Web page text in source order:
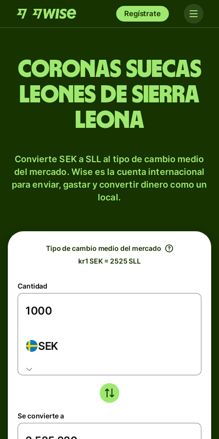
Regístrate
Coronas suecas
leones de Sierra
Leona
Convierte SEK a SLL al tipo de cambio medio
del mercado. Wise es la cuenta internacional
para enviar, gastar y convertir dinero como un
local.
Tipo de cambio medio del mercado
kr1 SEK = 2525 SLL
Cantidad
SEK
Se convierte a